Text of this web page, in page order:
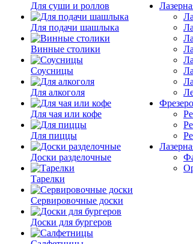
Для суши и роллов
Для подачи шашлыка
Винные столики
Соусницы
Для алкоголя
Для чая или кофе
Для пиццы
Доски разделочные
Тарелки
Сервировочные доски
Доски для бургеров